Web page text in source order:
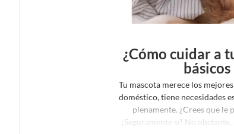
¿Cómo cuidar a
Tu mascota merece los
doméstico, tiene necesidades
plenamente. ¿Crees que le
¡Seguramente sí! No